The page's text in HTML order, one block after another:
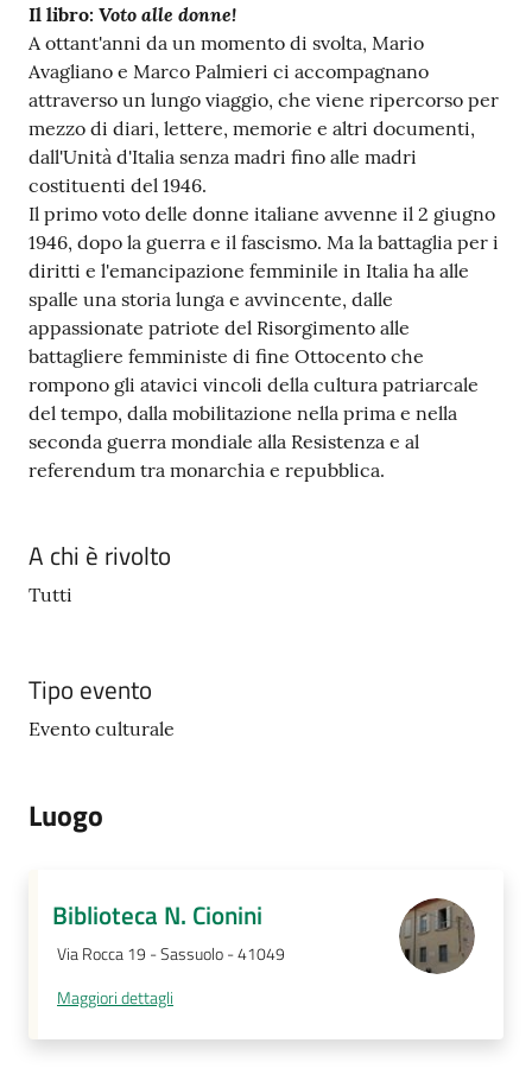
su
Il libro: Voto alle donne!
A ottant'anni da un momento di svolta, Mario
Avagliano e Marco Palmieri ci accompagnano
attraverso un lungo viaggio, che viene ripercorso per
mezzo di diari, lettere, memorie e altri documenti,
dall'Unità d'Italia senza madri fino alle madri
costituenti del 1946.
Il primo voto delle donne italiane avvenne il 2 giugno
1946, dopo la guerra e il fascismo. Ma la battaglia per i
diritti e l'emancipazione femminile in Italia ha alle
spalle una storia lunga e avvincente, dalle
appassionate patriote del Risorgimento alle
battagliere femministe di fine Ottocento che
rompono gli atavici vincoli della cultura patriarcale
del tempo, dalla mobilitazione nella prima e nella
seconda guerra mondiale alla Resistenza e al
referendum tra monarchia e repubblica.
A chi è rivolto
Tutti
Tipo evento
Evento culturale
Luogo
Biblioteca N. Cionini
Via Rocca 19 - Sassuolo - 41049
Maggiori dettagli